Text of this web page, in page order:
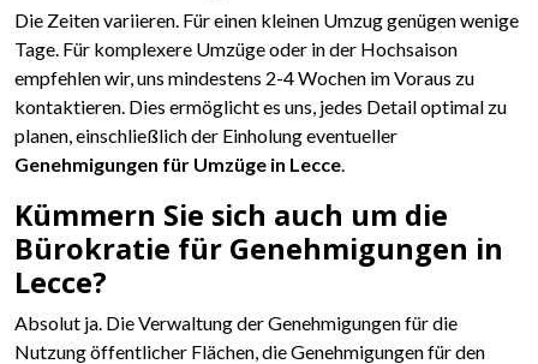
Die Zeiten variieren. Für einen kleinen Umzug genügen wenige
Tage. Für komplexere Umzüge oder in der Hochsaison
empfehlen wir, uns mindestens 2-4 Wochen im Voraus zu
kontaktieren. Dies ermöglicht es uns, jedes Detail optimal zu
planen, einschließlich der Einholung eventueller
Genehmigungen für Umzüge in Lecce
Kümmern Sie sich auch um die
Bürokratie für Genehmigungen in
Lecce?
Absolut ja. Die Verwaltung der Genehmigungen für die
Nutzung öffentlicher Flächen, die Genehmigungen für den